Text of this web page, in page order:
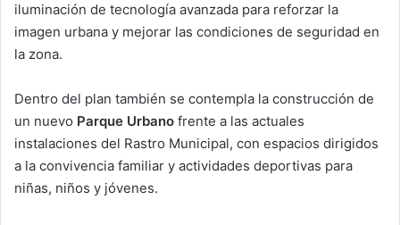
iluminación de tecnología avanzada para reforzar la
imagen urbana y mejorar las condiciones de seguridad en
la zona.
Dentro del plan también se contempla la construcción de
un nuevo Parque Urbano frente a las actuales
instalaciones del Rastro Municipal, con espacios dirigidos
a la convivencia familiar y actividades deportivas para
niñas, niños y jóvenes.